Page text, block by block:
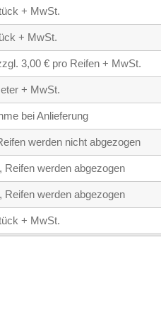
+ MwSt.
+ MwSt.
3,00 € pro Reifen + MwSt.
+ MwSt.
bei Anlieferung
werden nicht abgezogen
werden abgezogen
werden abgezogen
+ MwSt.